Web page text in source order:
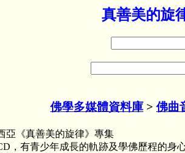
真善美的旋
佛學多媒體資料庫 > 佛曲
亞《真善美的旋律》專集
，有青少年成長的軌跡及學佛歷程的身